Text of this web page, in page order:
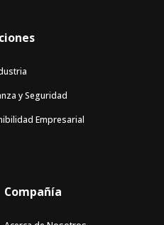
y Seguridad
Empresarial
Compañía